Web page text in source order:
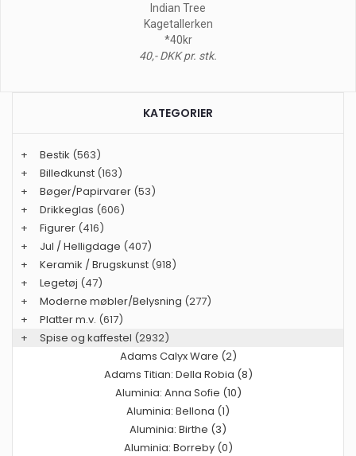
Indian Tree
Kagetallerken
*40kr
40,- DKK pr. stk.
KATEGORIER
+ Bestik (563)
+
Billedkunst (163)
+
Bøger/Papirvarer (53)
+
Drikkeglas (606)
+
Figurer (416)
+
Jul / Helligdage (407)
+
Keramik / Brugskunst (918)
+
Legetøj (47)
+
Moderne møbler/Belysning (277)
+
Platter m.v. (617)
+
Spise og kaffestel (2932)
Adams Calyx Ware (2)
Adams Titian: Della Robia (8)
Aluminia: Anna Sofie (10)
Aluminia: Bellona (1)
Aluminia: Birthe (3)
Aluminia: Borreby (0)